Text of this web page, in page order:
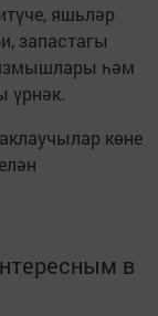
яшьләр
запастагы
һәм
үрнәк.
көне
в